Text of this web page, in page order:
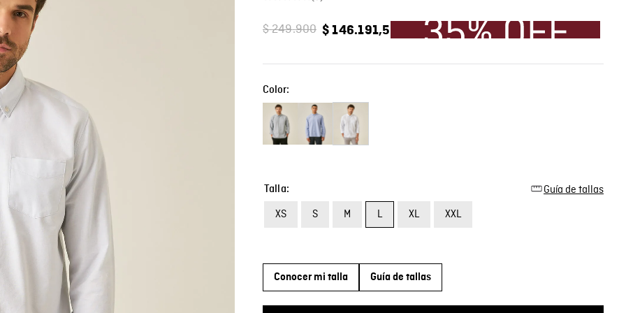
$249.900 $ 146.191,5
Color:
Guía de tallas
Talla
XS S M L XL XXL
Conocer mi talla Guía de tallas